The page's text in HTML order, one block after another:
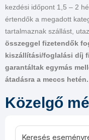
kezdési időpont 1,5 – 2
értendők a megadott
tartalmaznak szállást,
összeggel fizetendők
kiszállítási/foglalási díj
garantáltak egymás
átadásra a meccs hetén.
Közelgő